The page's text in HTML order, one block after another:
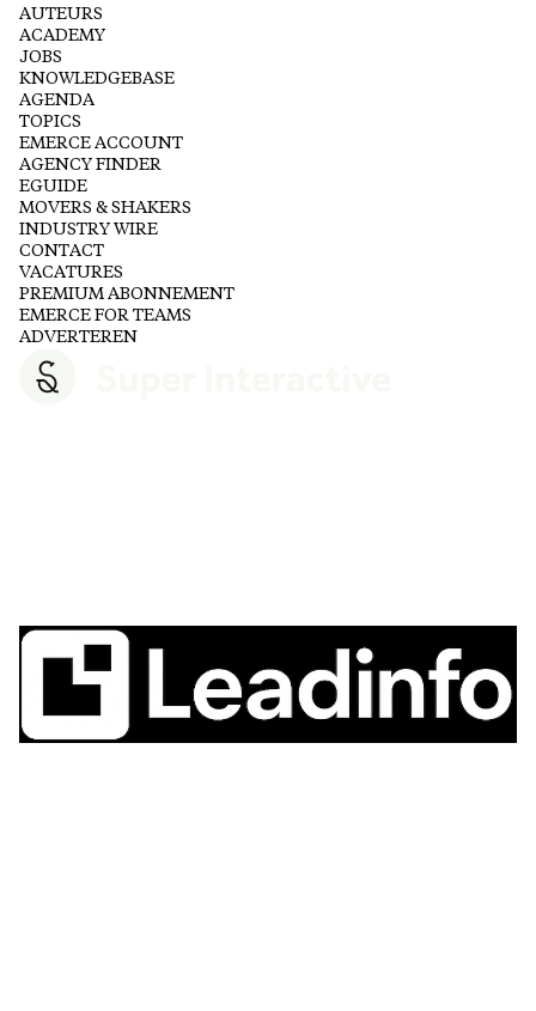
AUTEURS
ACADEMY
JOBS
KNOWLEDGEBASE
AGENDA
TOPICS
EMERCE ACCOUNT
AGENCY FINDER
EGUIDE
MOVERS & SHAKERS
INDUSTRY WIRE
CONTACT
VACATURES
PREMIUM ABONNEMENT
EMERCE FOR TEAMS
ADVERTEREN